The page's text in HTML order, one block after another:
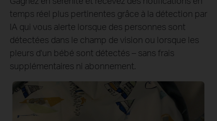
temps réel plus pertinentes grâce à la détection par
IA qui vous alerte lorsque des personnes sont
détectées dans le champ de vision ou lorsque les
pleurs d'un bébé sont détectés – sans frais
supplémentaires ni abonnement.